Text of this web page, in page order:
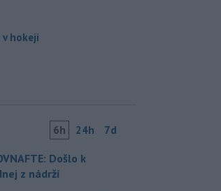
v hokeji
6h 24h 7d
Došlo k
z nádrží